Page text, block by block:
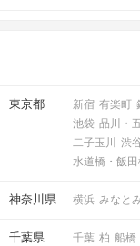
東京都 新宿 有楽町
池袋 品川・
二子玉川
渋
水道橋・飯田
神奈川県 横浜 みなと
千葉県 千葉 柏 船橋